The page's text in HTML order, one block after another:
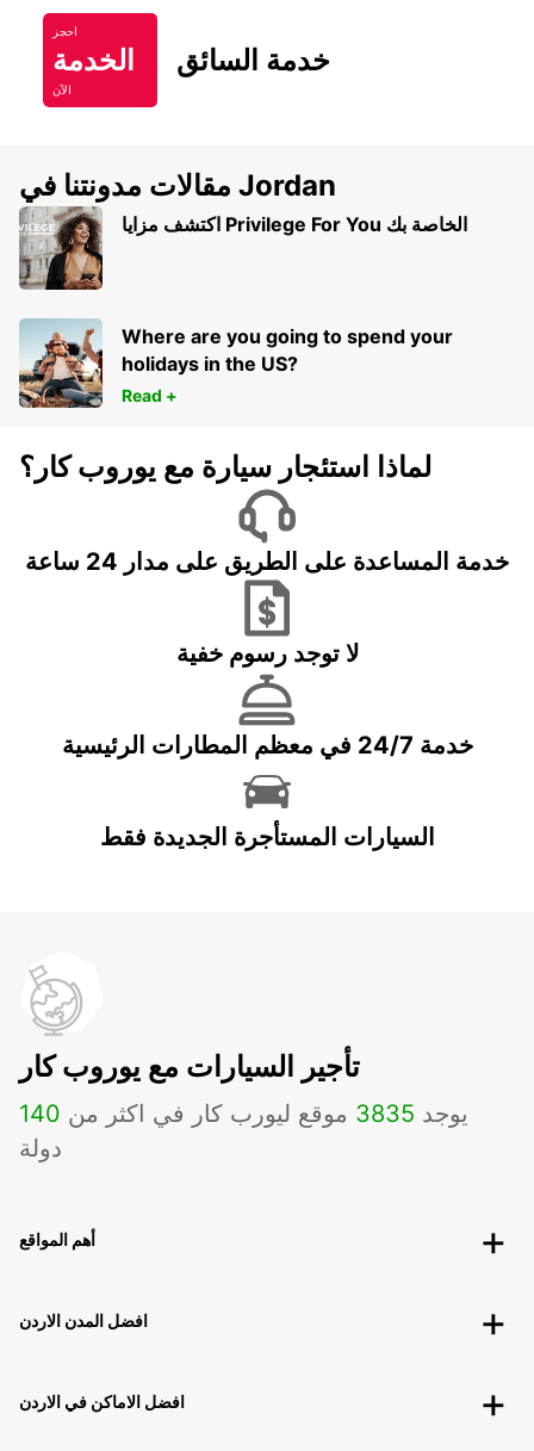
احجز
الخدمة
الآن
خدمة السائق
مقالات مدونتنا في Jordan
اكتشف مزايا Privilege For You الخاصة بك
Where are you going to spend your
holidays in the US?
Read +
لماذا استئجار سيارة مع يوروب كار؟
خدمة المساعدة على الطريق على مدار 24 ساعة
لا توجد رسوم خفية
خدمة 24/7 في معظم المطارات الرئيسية
السيارات المستأجرة الجديدة فقط
تأجير السيارات مع يوروب كار
يوجد 3835 موقع ليورب كار في اكثر من 140
دولة
أهم المواقع
افضل المدن الاردن
افضل الاماكن في الاردن